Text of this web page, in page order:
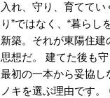
入れ、守り、育ててい
り”ではなく、“暮らし
新築。それが東陽住建
思想だ。 建てた後も守
最初の一本から妥協し
ノキを選ぶ理由です